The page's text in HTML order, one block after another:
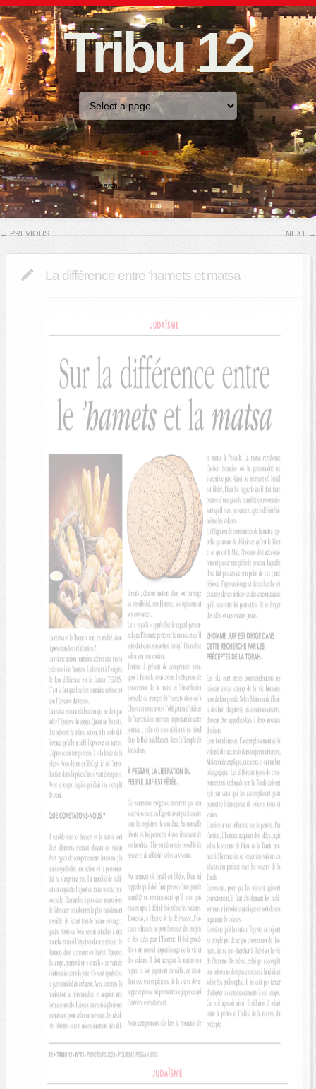
Tribu 12
Home
← PREVIOUS NEXT →
La différence entre ‘hamets et matsa